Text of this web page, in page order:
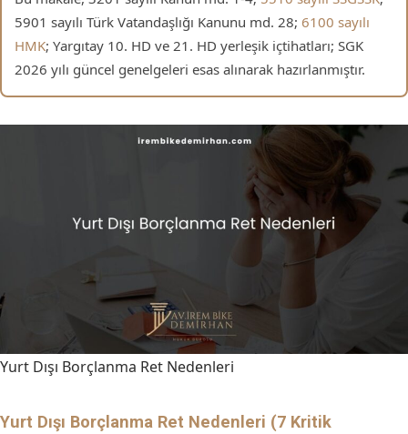
5901 sayılı Türk Vatandaşlığı Kanunu md. 28; 6100 sayılı
HMK; Yargıtay 10. HD ve 21. HD yerleşik içtihatları; SGK
2026 yılı güncel genelgeleri esas alınarak hazırlanmıştır.
Yurt Dışı Borçlanma Ret Nedenleri
Yurt Dışı Borçlanma Ret Nedenleri (7 Kritik